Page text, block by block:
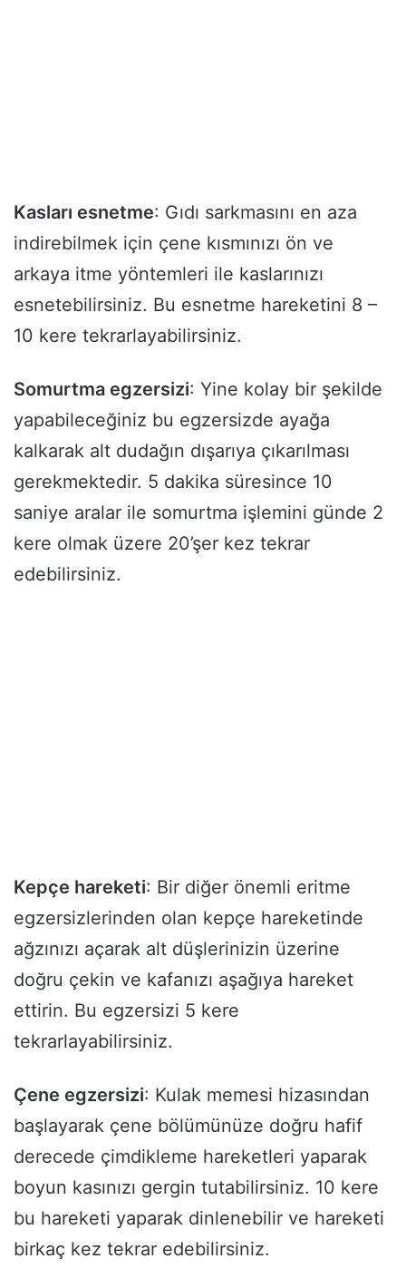
Kasları esnetme: Gıdı sarkmasını en aza
indirebilmek için çene kısmınızı ön ve
arkaya itme yöntemleri ile kaslarınızı
esnetebilirsiniz. Bu esnetme hareketini 8 –
10 kere tekrarlayabilirsiniz.
Somurtma egzersizi: Yine kolay bir şekilde
yapabileceğiniz bu egzersizde ayağa
kalkarak alt dudağın dışarıya çıkarılması
gerekmektedir. 5 dakika süresince 10
saniye aralar ile somurtma işlemini günde 2
kere olmak üzere 20’şer kez tekrar
edebilirsiniz.
Kepçe hareketi: Bir diğer önemli eritme
egzersizlerinden olan kepçe hareketinde
ağzınızı açarak alt düşlerinizin üzerine
doğru çekin ve kafanızı aşağıya hareket
ettirin. Bu egzersizi 5 kere
tekrarlayabilirsiniz.
Çene egzersizi: Kulak memesi hizasından
başlayarak çene bölümünüze doğru hafif
derecede çimdikleme hareketleri yaparak
boyun kasınızı gergin tutabilirsiniz. 10 kere
bu hareketi yaparak dinlenebilir ve hareketi
birkaç kez tekrar edebilirsiniz.